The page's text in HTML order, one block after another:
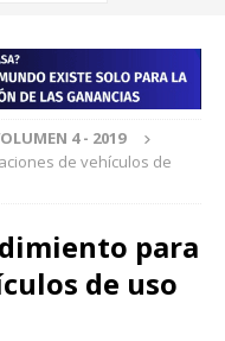
4 - 2019
de vehículos de
para
de uso